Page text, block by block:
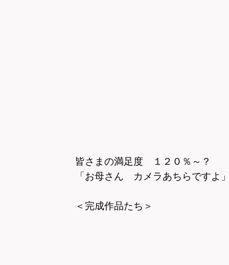
皆さまの満足度 １２０％～？
「お母さん カメラあちらですよ
＜完成作品たち＞